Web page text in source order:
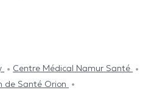
Centre Médical Namur Santé
de Santé Orion